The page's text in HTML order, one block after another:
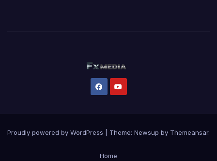
Proudly powered by WordPress Theme: Newsup by Themeansar.
Home